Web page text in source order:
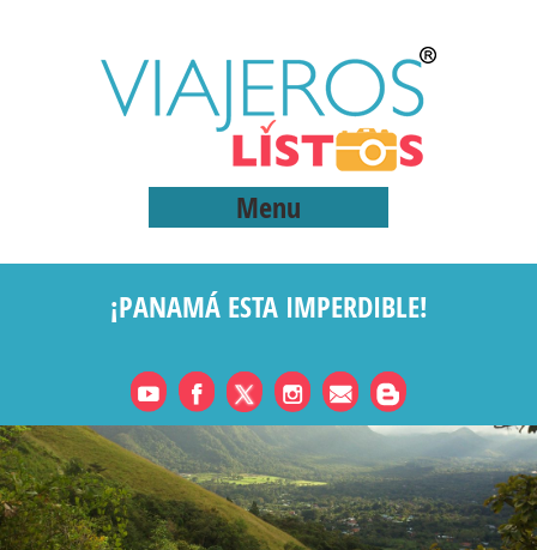
Menu
¡PANAMÁ ESTA IMPERDIBLE!